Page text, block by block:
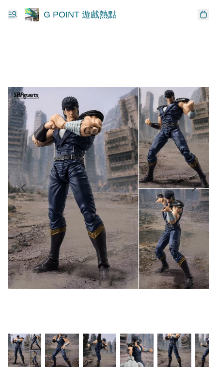
G POINT 遊戲熱點